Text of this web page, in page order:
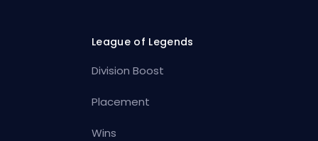
League of Legends
Division Boost
Placement
Wins